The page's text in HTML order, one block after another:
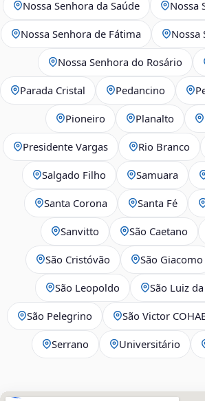
Nossa Senhora da Saúde Nossa
Nossa Senhora de Fátima Nossa
Nossa Senhora do Rosário
Parada Cristal Pedancino
Pioneiro Planalto
Presidente Vargas Rio Branco
Salgado Filho Samuara
Santa Corona Santa Fé
Sanvitto São Caetano
São Cristóvão São Giacomo
São Leopoldo São Luiz
São Pelegrino São Victor
Serrano Universitário